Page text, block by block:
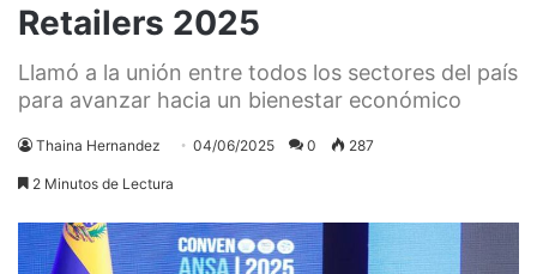
Retailers 2025
Llamó a la unión entre todos los sectores del país
para avanzar hacia un bienestar económico
Thaina Hernandez 04/06/2025 0 287
2 Minutos de Lectura